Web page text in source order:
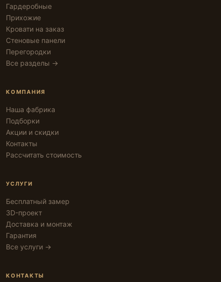
Гардеробные
Прихожие
Кровати на заказ
Стеновые панели
Перегородки
Все разделы →
КОМПАНИЯ
Наша фабрика
Подборки
Акции и скидки
Контакты
Рассчитать стоимость
УСЛУГИ
Бесплатный замер
3D-проект
Доставка и монтаж
Гарантия
Все услуги →
КОНТАКТЫ